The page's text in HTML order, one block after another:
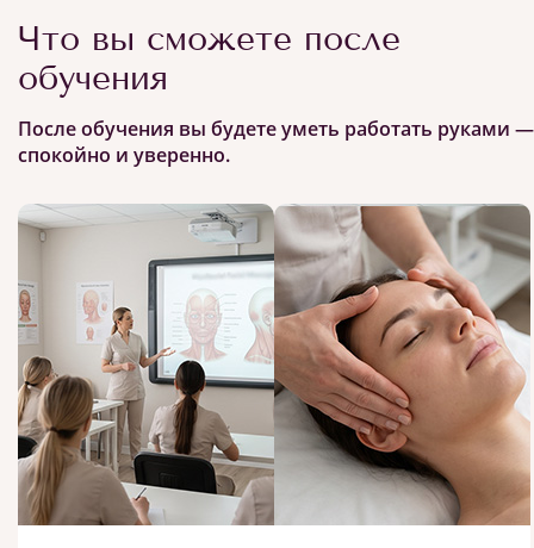
Что вы сможете после
обучения
После обучения вы будете уметь работать руками —
спокойно и уверенно.